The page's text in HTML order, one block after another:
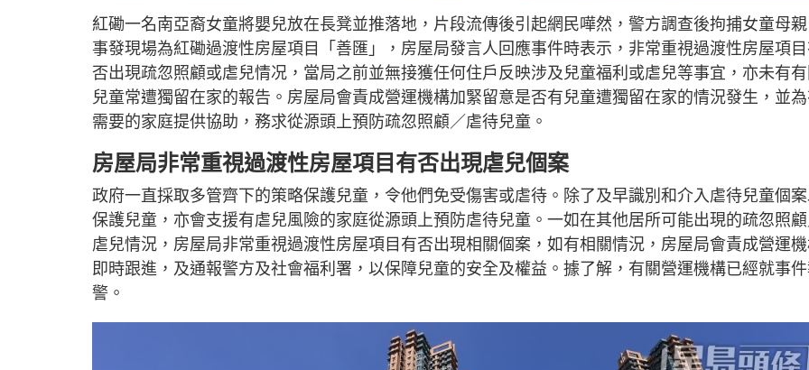
紅磡一名南亞裔女童將嬰兒放在長凳並推落地，片段流傳後引起網民嘩然，警方調查後拘捕女童母
事發現場為紅磡過渡性房屋項目「善匯」，房屋局發言人回應事件時表示，非常重視過渡性房屋項
否出現疏忽照顧或虐兒情况，當局之前並無接獲任何住戶反映涉及兒童福利或虐兒等事宜，亦未有
兒童常遭獨留在家的報告。房屋局會責成營運機構加緊留意是否有兒童遭獨留在家的情況發生，並
需要的家庭提供協助，務求從源頭上預防疏忽照顧／虐待兒童。
房屋局非常重視過渡性房屋項目有否出現虐兒個案
政府一直採取多管齊下的策略保護兒童，令他們免受傷害或虐待。除了及早識別和介入虐待兒童個
保護兒童，亦會支援有虐兒風險的家庭從源頭上預防虐待兒童。一如在其他居所可能出現的疏忽照
虐兒情況，房屋局非常重視過渡性房屋項目有否出現相關個案，如有相關情況，房屋局會責成營運
即時跟進，及通報警方及社會福利署，以保障兒童的安全及權益。據了解，有關營運機構已經就事
警。